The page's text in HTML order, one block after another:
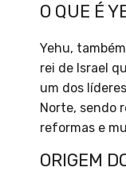
O QUE É
Yehu,
rei de Israel
um dos
Norte, sendo
reformas e
ORIGEM